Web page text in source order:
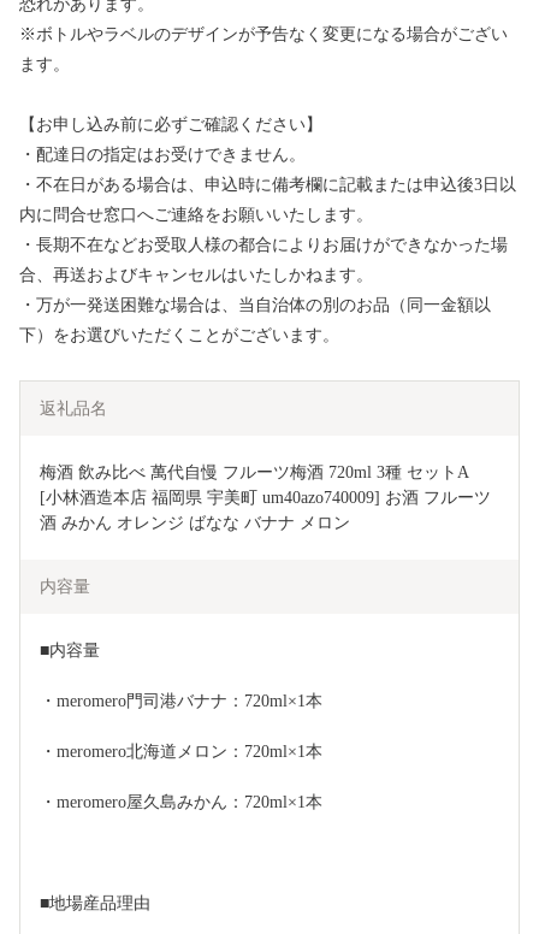
恐れがあります。
※ボトルやラベルのデザインが予告なく変更になる場合がござい
ます。
【お申し込み前に必ずご確認ください】
・配達日の指定はお受けできません。
・不在日がある場合は、申込時に備考欄に記載または申込後3日以
内に問合せ窓口へご連絡をお願いいたします。
・長期不在などお受取人様の都合によりお届けができなかった場
合、再送およびキャンセルはいたしかねます。
・万が一発送困難な場合は、当自治体の別のお品（同一金額以
下）をお選びいただくことがございます。
返礼品名
梅酒 飲み比べ 萬代自慢 フルーツ梅酒 720ml 3種 セットA
[小林酒造本店 福岡県 宇美町 um40azo740009] お酒 フルーツ
酒 みかん オレンジ ばなな バナナ メロン
内容量
■内容量
・meromero門司港バナナ：720ml×1本
・meromero北海道メロン：720ml×1本
・meromero屋久島みかん：720ml×1本
■地場産品理由